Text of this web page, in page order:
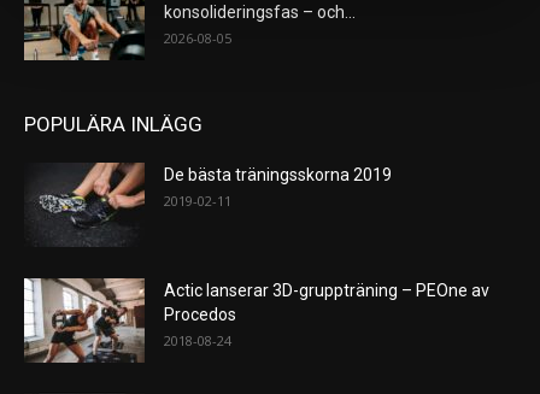
konsolideringsfas – och...
2026-08-05
POPULÄRA INLÄGG
De bästa träningsskorna 2019
2019-02-11
Actic lanserar 3D-gruppträning – PEOne av
Procedos
2018-08-24